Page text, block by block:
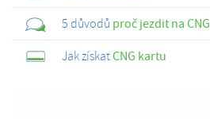
5 důvodů proč jezdit na CNG
Jak získatCNG kartu